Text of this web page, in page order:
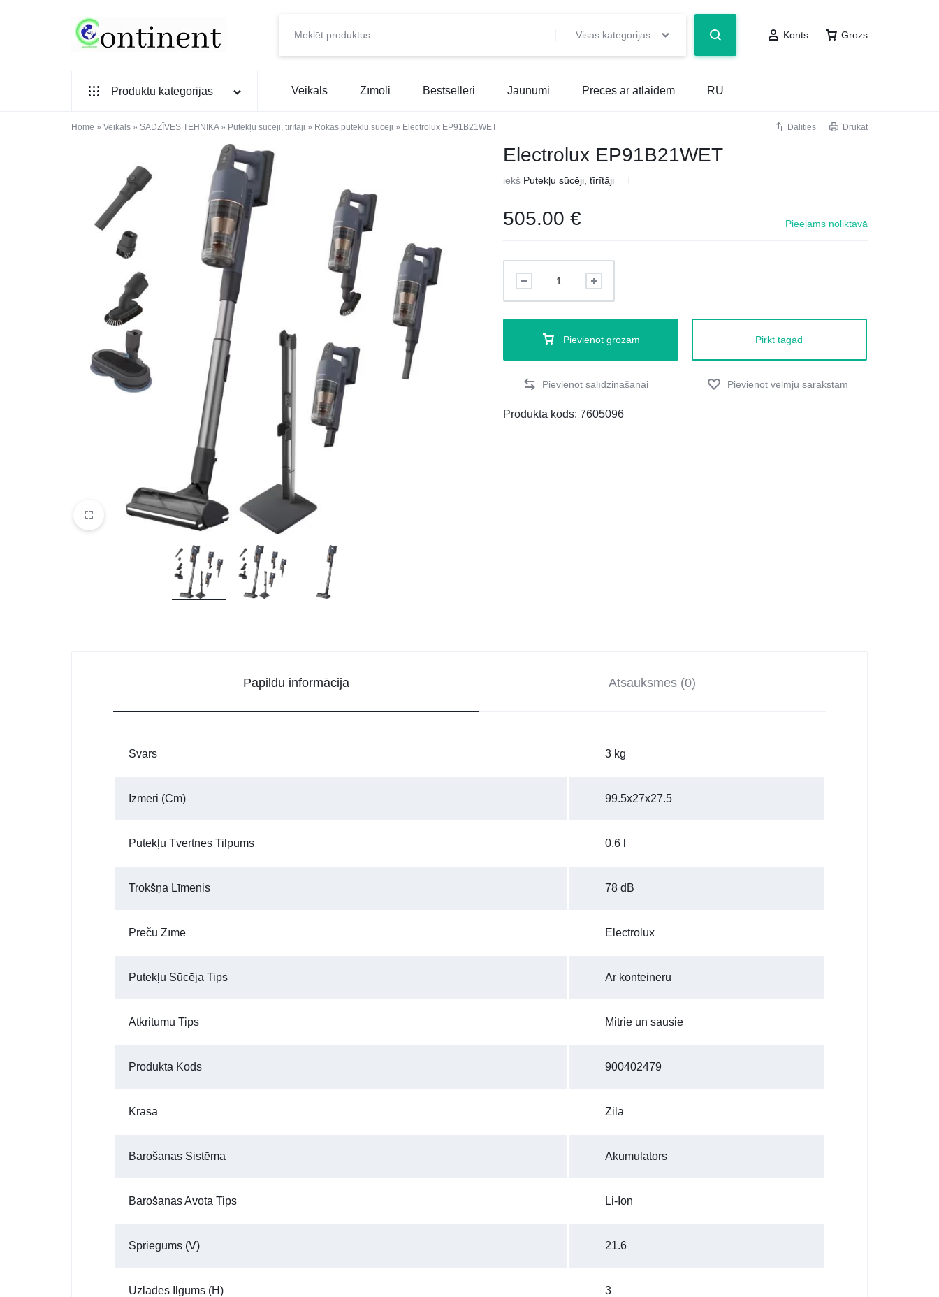
PREČU
INTERNETVEIKALS
Visas kategorijas Konts Grozs
Produktu kategorijas
SADZĪVES TEHNIKA
MAZĀ SADZĪVES TEHNIKA
ELEKTRONIKA, TV
TELEFONI
VIEDPULKSTEŅI
SKAISTUMAM UN VESELĪBAI
DATORTEHNIKA, PRECES
BIROJAM
KLIMATAM
SILTUMNĪCAS UN TO PIEDERUMI
CELTNIECĪBA
Veikals Zīmoli Bestselleri Jaunumi Preces ar atlaidēm RU
Home » Veikals » SADZĪVES TEHNIKA» Putekļu sūcēji, tīrītāji » Rokas putekļu sūcēji » Electrolux EP91B21WET Dalīties Drukāt
Electrolux EP91B21WET
iekš Putekļu sūcēji, tīrītāji
505.00€ Pieejams noliktavā
Pievienot grozam Pirkt tagad
Produkta kods:7605096
Papildu informācija Atsauksmes (0)
Svars 3 kg
Izmēri (cm) 99.5x27x27.5
Putekļu Tvertnes Tilpums 0.6 l
Trokšņa Līmenis 78 dB
Preču Zīme Electrolux
Putekļu Sūcēja Tips Ar konteineru
Atkritumu Tips Mitrie un sausie
Produkta Kods 900402479
Krāsa Zila
Barošanas Sistēma Akumulators
Barošanas Avota Tips Li-Ion
Spriegums (V) 21.6
Uzlādes Ilgums (h) 3